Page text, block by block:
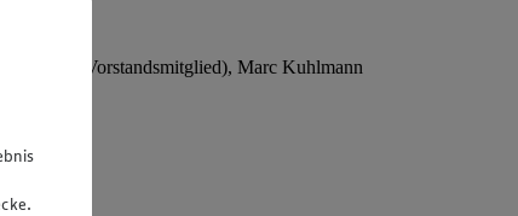
Wohler (Vorstandsmitglied), Marc Kuhlmann